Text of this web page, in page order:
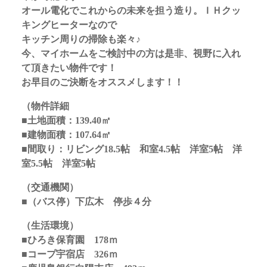
オール電化でこれからの未来を担う造り。ＩＨクッ
キングヒーターなので
キッチン周りの掃除も楽々♪
今、マイホームをご検討中の方は是非、視野に入れ
て頂きたい物件です！
お早目のご決断をオススメします！！
（物件詳細
■土地面積：139.40㎡
■建物面積：107.64㎡
■間取り：リビング18.5帖 和室4.5帖 洋室5帖 洋
室5.5帖 洋室5帖
（交通機関）
■（バス停）下広木 停歩４分
（生活環境）
■ひろき保育園 178ｍ
■コープ宇宿店 326ｍ